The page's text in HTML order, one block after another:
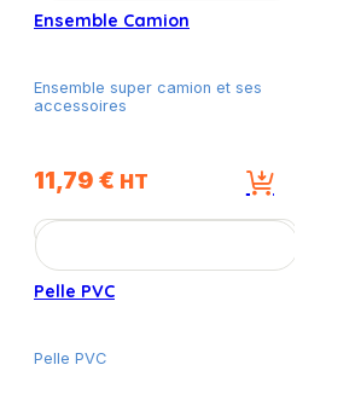
Ensemble Camion
Ensemble super camion et ses
accessoires
11,79 € HT
Pelle PVC
Pelle PVC